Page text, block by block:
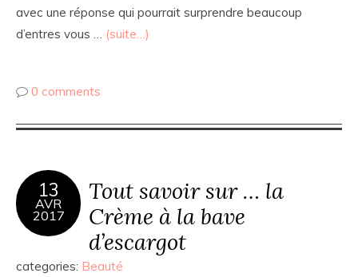
avec une réponse qui pourrait surprendre beaucoup
d’entres vous … (suite…)
0 comments
13
AVR
2017
Tout savoir sur … la
Crème à la bave
d’escargot
categories: Beauté